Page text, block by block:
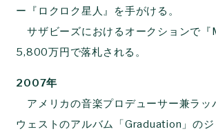
ー『ロクロク星人』を手がける。
サザビーズにおけるオークションで『
5,800万円で落札される。
2007年
アメリカの音楽プロデューサー兼ラッ
ウェストのアルバム「Graduation」のジ